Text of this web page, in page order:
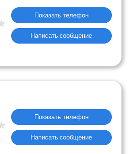
Показать телефон
Написать сообщение
Показать телефон
Написать сообщение